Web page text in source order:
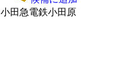
小田急電鉄小田原